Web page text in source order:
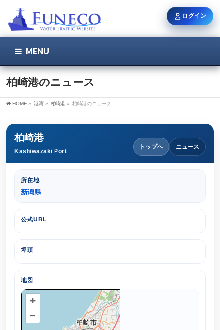
MENU
柏崎港のニュース
HOME » 港湾 » 柏崎港 » 柏崎港のニュース
柏崎港
Kashiwazaki Port
トップへ ニュース
所在地
新潟県
公式URL
埠頭
地図
+
–
ログイン
ユーザー名 / メール
ログイン状態を保持